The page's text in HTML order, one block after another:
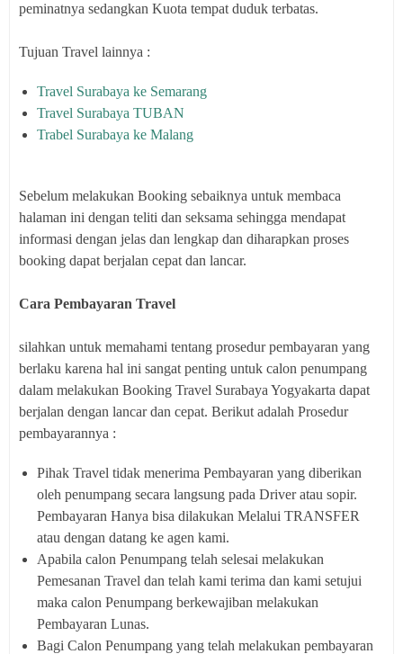
peminatnya sedangkan Kuota tempat duduk terbatas.
Tujuan Travel lainnya :
Travel Surabaya ke Semarang
Travel Surabaya TUBAN
Trabel Surabaya ke Malang
Sebelum melakukan Booking sebaiknya untuk membaca
halaman ini dengan teliti dan seksama sehingga mendapat
informasi dengan jelas dan lengkap dan diharapkan proses
booking dapat berjalan cepat dan lancar.
Cara Pembayaran Travel
silahkan untuk memahami tentang prosedur pembayaran yang
berlaku karena hal ini sangat penting untuk calon penumpang
dalam melakukan Booking Travel Surabaya Yogyakarta dapat
berjalan dengan lancar dan cepat. Berikut adalah Prosedur
pembayarannya :
Pihak Travel tidak menerima Pembayaran yang diberikan
oleh penumpang secara langsung pada Driver atau sopir.
Pembayaran Hanya bisa dilakukan Melalui TRANSFER
atau dengan datang ke agen kami.
Apabila calon Penumpang telah selesai melakukan
Pemesanan Travel dan telah kami terima dan kami setujui
maka calon Penumpang berkewajiban melakukan
Pembayaran Lunas.
Bagi Calon Penumpang yang telah melakukan pembayaran